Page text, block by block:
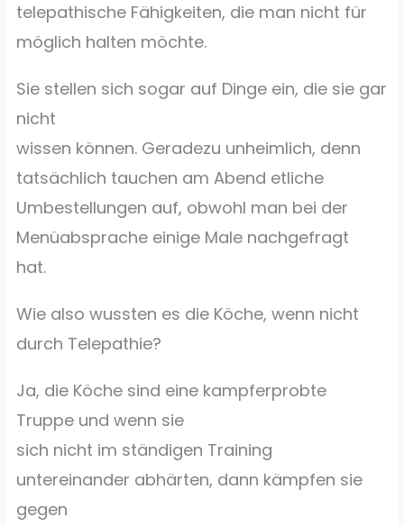
telepathische Fähigkeiten, die man nicht für
möglich halten möchte.
Sie stellen sich sogar auf Dinge ein, die sie gar
nicht
wissen können. Geradezu unheimlich, denn
tatsächlich tauchen am Abend etliche
Umbestellungen auf, obwohl man bei der
Menüabsprache einige Male nachgefragt
hat.
Wie also wussten es die Köche, wenn nicht
durch Telepathie?
Ja, die Köche sind eine kampferprobte
Truppe und wenn sie
sich nicht im ständigen Training
untereinander abhärten, dann kämpfen sie
gegen